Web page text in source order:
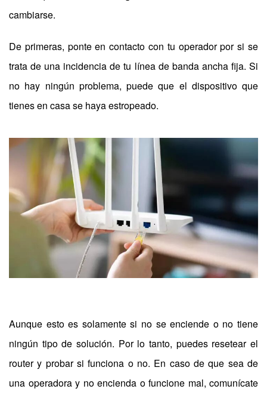
cambiarse.
De primeras, ponte en contacto con tu operador por si se
trata de una incidencia de tu línea de banda ancha fija. Si
no hay ningún problema, puede que el dispositivo que
tienes en casa se haya estropeado.
Aunque esto es solamente si no se enciende o no tiene
ningún tipo de solución. Por lo tanto, puedes resetear el
router y probar si funciona o no. En caso de que sea de
una operadora y no encienda o funcione mal, comunícate